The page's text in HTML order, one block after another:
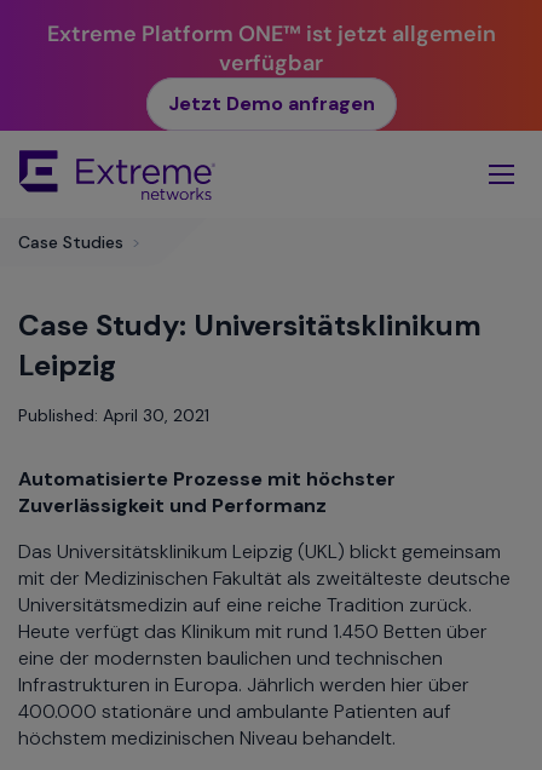
Extreme Platform ONE™ ist jetzt allgemein
verfügbar
Jetzt Demo anfragen
Main
​Case Studies >
Case Study: Universitätsklinikum
Leipzig
Published: April 30, 2021
Automatisierte Prozesse mit höchster
Zuverlässigkeit und Performanz
Das Universitätsklinikum Leipzig (UKL) blickt gemeinsam
mit der Medizinischen Fakultät als zweitälteste deutsche
Universitätsmedizin auf eine reiche Tradition zurück.
Heute verfügt das Klinikum mit rund 1.450 Betten über
eine der modernsten baulichen und technischen
Infrastrukturen in Europa. Jährlich werden hier über
400.000 stationäre und ambulante Patienten auf
höchstem medizinischen Niveau behandelt.